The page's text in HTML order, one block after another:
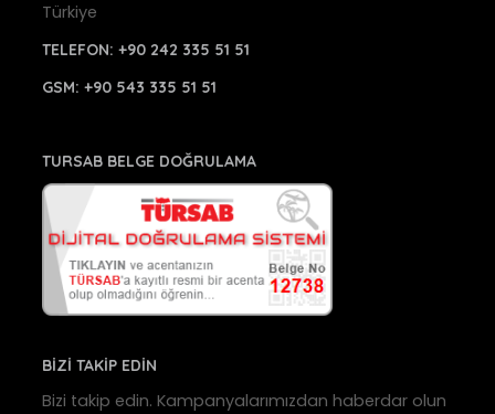
Türkiye
TELEFON: +90 242 335 51 51
GSM: +90 543 335 51 51
TURSAB BELGE DOĞRULAMA
BİZİ TAKİP EDİN
Bizi takip edin. Kampanyalarımızdan haberdar olun